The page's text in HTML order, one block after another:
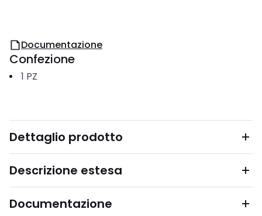
Documentazione
Confezione
1 PZ
Dettaglio prodotto
Descrizione estesa
Documentazione